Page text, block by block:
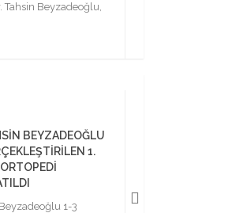
Tahsin Beyzadeoğlu,
BEYZADEOĞLU
1.
1-3